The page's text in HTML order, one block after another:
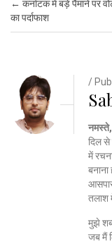
Post navigation
← कर्नाटक में बड़े पैमाने पर
का पर्दाफाश
/
दिल से
में
तलाश
मुझे
जब मैं